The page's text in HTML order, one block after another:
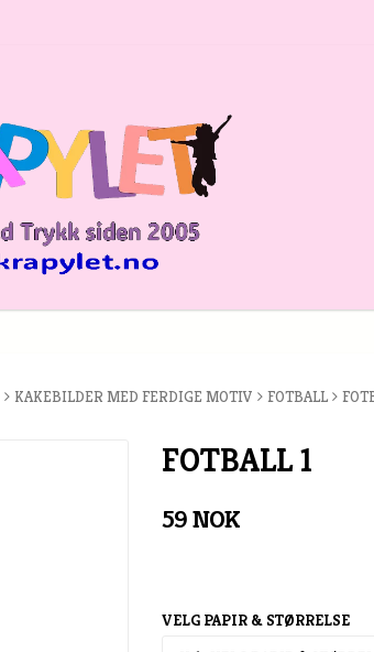
KAKEBILDER MED FERDIGE MOTIV FOTBALL
FOTBALL 1
59 NOK
VELG PAPIR & STØRRELSE